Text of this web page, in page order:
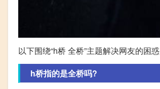
以下围绕“h桥 全桥”主题解决网友的困惑
h桥指的是全桥吗?